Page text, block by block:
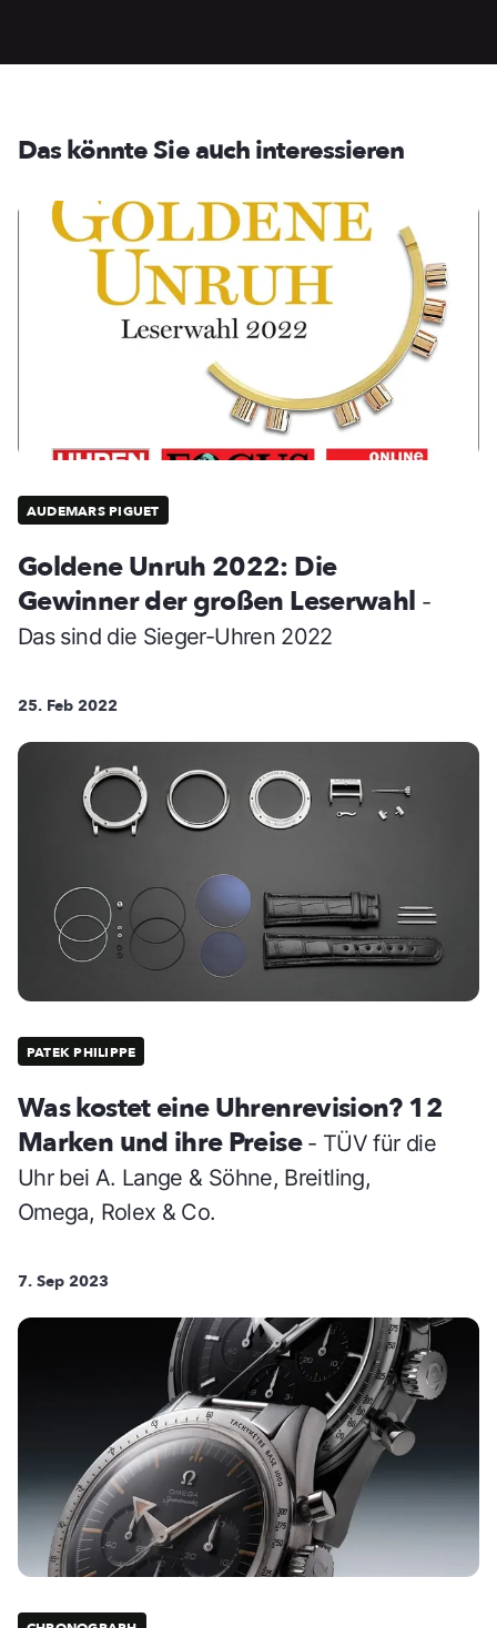
Das könnte Sie auch interessieren
AUDEMARS PIGUET
Goldene Unruh 2022: Die
Gewinner der großen Leserwahl -
Das sind die Sieger-Uhren 2022
25. Feb 2022
PATEK PHILIPPE
Was kostet eine Uhrenrevision? 12
Marken und ihre Preise - TÜV für die
Uhr bei A. Lange & Söhne, Breitling,
Omega, Rolex & Co.
7. Sep 2023